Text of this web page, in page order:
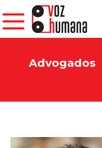
Advogados